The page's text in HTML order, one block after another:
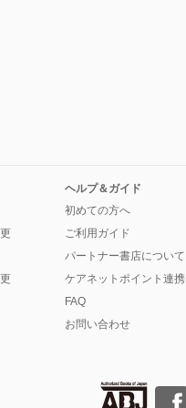
ヘルプ＆ガイド
初めての方へ
ご利用ガイド
パートナー書店について
ケアネットポイント連携
FAQ
お問い合わせ